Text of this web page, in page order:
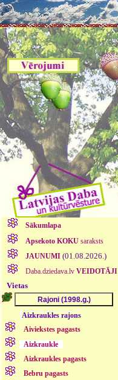
Sākumlapa
Apsekoto KOKUsaraksts
JAUNUMI (01.08.2026.)
Daba.dziedava.lv VEIDOTĀJI
Vietas
Aizkraukles rajons
Aiviekstes pagasts
Aizkraukle
Aizkraukles pagasts
Bebru pagasts